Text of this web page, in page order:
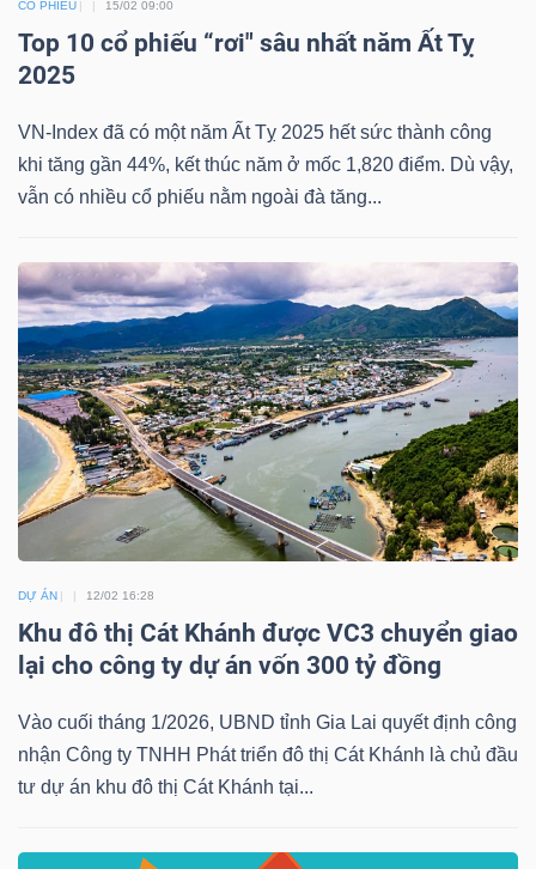
CỔ PHIẾU 15/02 09:00
Top 10 cổ phiếu “rơi" sâu nhất năm Ất Tỵ
2025
VN-Index đã có một năm Ất Tỵ 2025 hết sức thành công
khi tăng gần 44%, kết thúc năm ở mốc 1,820 điểm. Dù vậy,
vẫn có nhiều cổ phiếu nằm ngoài đà tăng...
DỰ ÁN 12/02 16:28
Khu đô thị Cát Khánh được VC3 chuyển giao
lại cho công ty dự án vốn 300 tỷ đồng
Vào cuối tháng 1/2026, UBND tỉnh Gia Lai quyết định công
nhận Công ty TNHH Phát triển đô thị Cát Khánh là chủ đầu
tư dự án khu đô thị Cát Khánh tại...
YẾU
TIÊU
DÙNG
CHĂM
SÓC
SỨC
KHỎE